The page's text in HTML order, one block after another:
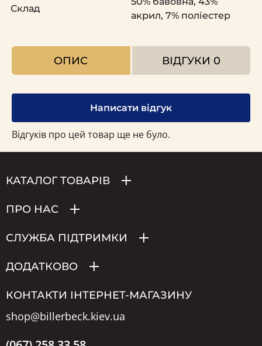
Склад
акрил, 7% поліестер
ОПИС ВІДГУКИ 0
Написати відгук
Відгуків про цей товар ще не було.
КАТАЛОГ ТОВАРІВ
ПРО НАС
СЛУЖБА ПІДТРИМКИ
ДОДАТКОВО
КОНТАКТИ ІНТЕРНЕТ-МАГАЗИНУ
shop@billerbeck.kiev.ua